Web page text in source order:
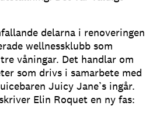
delarna i renoveringen
wellnessklubb som
våningar. Det handlar om
som drivs i samarbete med
Juicy Jane’s ingår.
Elin Roquet en ny fas: